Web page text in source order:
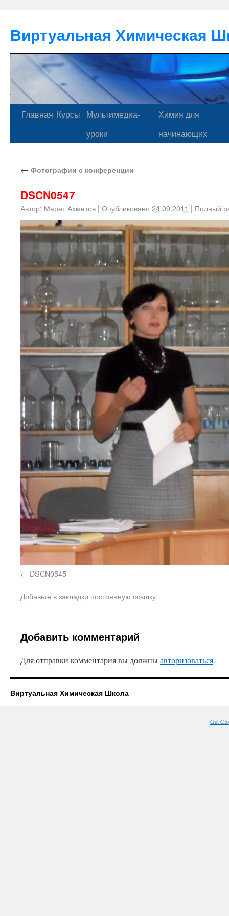
Виртуальная Химическая
Главная Курсы
Мультимедиа-
уроки
Химия для
начинающих
← Фотографии с конференции
DSCN0547
Автор: Марат Ахметов | Опубликовано 24.09.2011 | Полный
DSCN0545
Добавьте в закладки постоянную ссылку.
Добавить комментарий
Для отправки комментария вы должныавторизоваться.
Виртуальная Химическая Школа
Get